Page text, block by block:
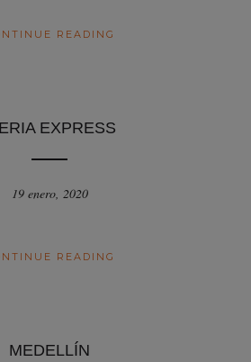
READING
EXPRESS
19 enero, 2020
READING
MEDELLÍN